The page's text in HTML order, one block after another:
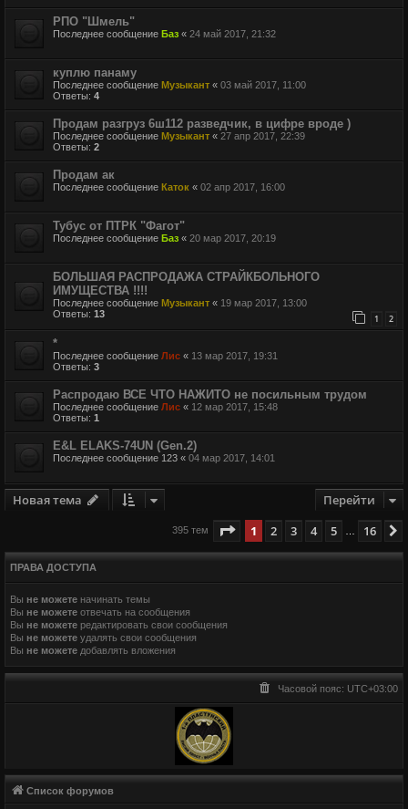
РПО "Шмель"
Последнее сообщение Баз « 24 май 2017, 21:32
куплю панаму
Последнее сообщение Музыкант « 03 май 2017, 11:00
Ответы: 4
Продам разгруз 6ш112 разведчик, в цифре вроде )
Последнее сообщение Музыкант « 27 апр 2017, 22:39
Ответы: 2
Продам ак
Последнее сообщение Каток « 02 апр 2017, 16:00
Тубус от ПТРК "Фагот"
Последнее сообщение Баз « 20 мар 2017, 20:19
БОЛЬШАЯ РАСПРОДАЖА СТРАЙКБОЛЬНОГО
ИМУЩЕСТВА !!!!
Последнее сообщение Музыкант « 19 мар 2017, 13:00
Ответы: 13 1 2
*
Последнее сообщение Лис « 13 мар 2017, 19:31
Ответы: 3
Распродаю ВСЕ ЧТО НАЖИТО не посильным трудом
Последнее сообщение Лис « 12 мар 2017, 15:48
Ответы: 1
E&L ELAKS-74UN (Gen.2)
Последнее сообщение 123 « 04 мар 2017, 14:01
Новая тема Перейти
395 тем Страница из 16
1 2 3 4 5 16
ПРАВА ДОСТУПА
Вы не можете начинать темы
Вы не можете отвечать на сообщения
Вы не можете редактировать свои сообщения
Вы не можете удалять свои сообщения
Вы не можете добавлять вложения
Часовой пояс: UTC+03:00
Список форумов